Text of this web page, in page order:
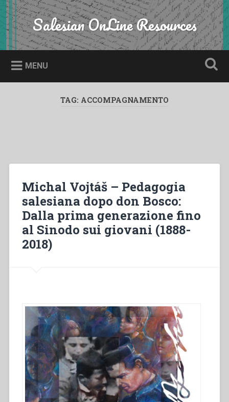
Skip
to
content
Search Salesian OnLine Resources
MENU
TAG: ACCOMPAGNAMENTO
Michal Vojtáš – Pedagogia
salesiana dopo don Bosco:
Dalla prima generazione fino
al Sinodo sui giovani (1888-
2018)